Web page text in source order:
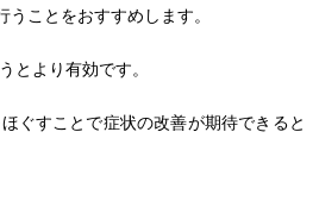
うことをおすすめします。
とより有効です。
ぐすことで症状の改善が期待できると